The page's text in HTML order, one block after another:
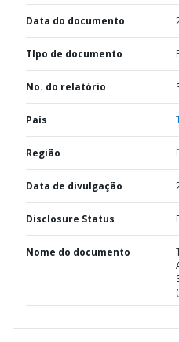
Data do documento
TIpo de documento
No. do relatório
País
Região
Data de divulgação
Disclosure Status
Nome do documento